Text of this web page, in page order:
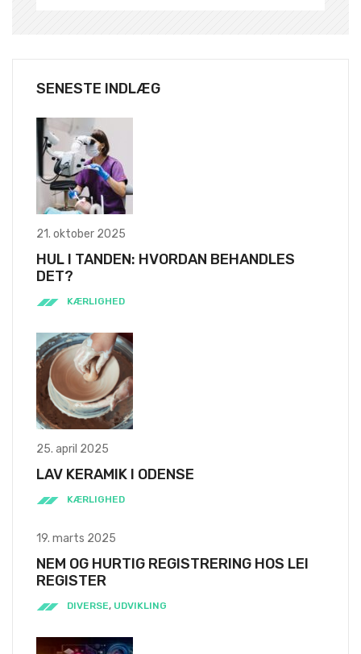
SENESTE INDLÆG
21. oktober 2025
HUL I TANDEN: HVORDAN BEHANDLES
DET?
KÆRLIGHED
25. april 2025
LAV KERAMIK I ODENSE
KÆRLIGHED
19. marts 2025
NEM OG HURTIG REGISTRERING HOS LEI
REGISTER
DIVERSE, UDVIKLING